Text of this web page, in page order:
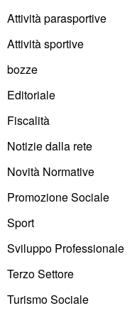
Attività parasportive
Attività sportive
bozze
Editoriale
Fiscalità
Notizie dalla rete
Novità Normative
Promozione Sociale
Sport
Sviluppo Professionale
Terzo Settore
Turismo Sociale